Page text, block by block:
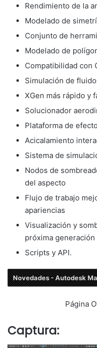
Rendimiento de la
Modelado de
Conjunto de
Modelado de
Compatibilidad con
Simulación de
XGen más rápido y
Solucionador
Plataforma de
Acicalamiento
Sistema de
Nodos de
del aspecto
Flujo de trabajo
apariencias
Visualización y
próxima generación
Scripts y API.
Novedades - Autodesk
Página
Captura: